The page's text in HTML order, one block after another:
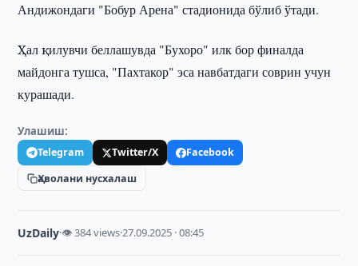
Андижондаги "Бобур Арена" стадионида бўлиб ўтади.
Ҳал қилувчи беллашувда "Бухоро" илк бор финалда
майдонга тушса, "Пахтакор" эса навбатдаги соврин учун
курашади.
Улашиш:
Telegram Twitter/X
Facebook
Ҳаволани нусхалаш
UzDaily·👁 384 views·27.09.2025 · 08:45